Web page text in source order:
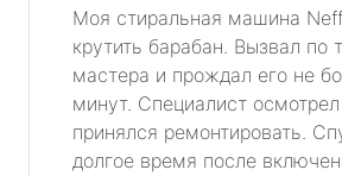
Моя стиральная машина
крутить барабан. Вызвал по
мастера и прождал его не
минут. Специалист
принялся ремонтировать.
долгое время после